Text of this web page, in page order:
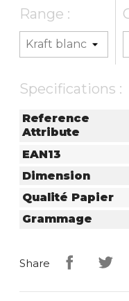
Range :
Specifications :
Reference
Attribute
EAN13
Dimension
Qualité Papier
Grammage
Share